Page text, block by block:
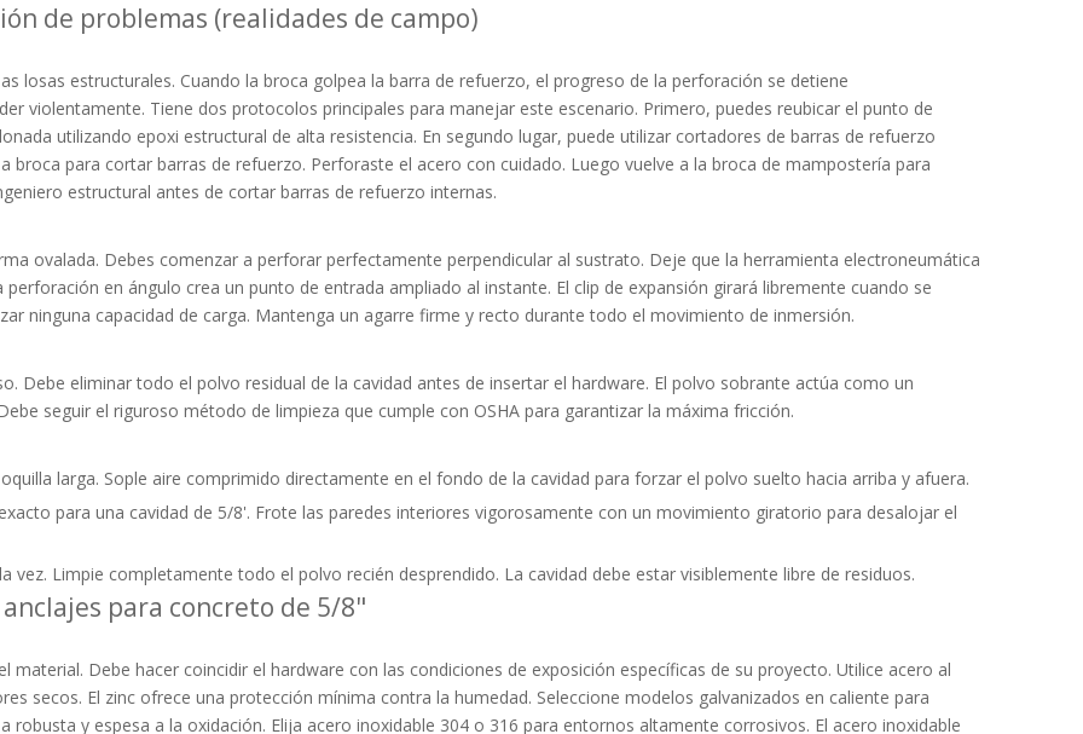
de problemas (realidades de campo)
losas estructurales. Cuando la broca golpea la barra de refuerzo, el progreso de la perforación se detiene
violentamente. Tiene dos protocolos principales para manejar este escenario. Primero, puedes reubicar el punto de
utilizando epoxi estructural de alta resistencia. En segundo lugar, puede utilizar cortadores de barras de refuerzo
broca para cortar barras de refuerzo. Perforaste el acero con cuidado. Luego vuelve a la broca de mampostería para
estructural antes de cortar barras de refuerzo internas.
ovalada. Debes comenzar a perforar perfectamente perpendicular al sustrato. Deje que la herramienta electroneumática
en ángulo crea un punto de entrada ampliado al instante. El clip de expansión girará libremente cuando se
ninguna capacidad de carga. Mantenga un agarre firme y recto durante todo el movimiento de inmersión.
Debe eliminar todo el polvo residual de la cavidad antes de insertar el hardware. El polvo sobrante actúa como un
seguir el riguroso método de limpieza que cumple con OSHA para garantizar la máxima fricción.
larga. Sople aire comprimido directamente en el fondo de la cavidad para forzar el polvo suelto hacia arriba y afuera.
para una cavidad de 5/8'. Frote las paredes interiores vigorosamente con un movimiento giratorio para desalojar el
vez. Limpie completamente todo el polvo recién desprendido. La cavidad debe estar visiblemente libre de residuos.
para concreto de 5/8"
Debe hacer coincidir el hardware con las condiciones de exposición específicas de su proyecto. Utilice acero al
secos. El zinc ofrece una protección mínima contra la humedad. Seleccione modelos galvanizados en caliente para
y espesa a la oxidación. Elija acero inoxidable 304 o 316 para entornos altamente corrosivos. El acero inoxidable